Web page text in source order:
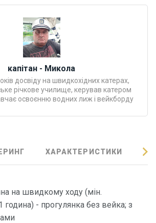
капітан - Микола
досвіду на швидкохідних катерах,
річкове училище, керував катером
освоєнню водних лиж і вейкборду
ХАРАКТЕРИСТИКИ
на швидкому ходу (мін.
- прогулянка без вейка; з